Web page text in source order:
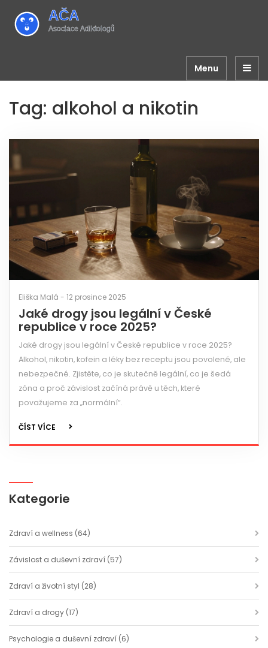
Menu
Tag: alkohol a nikotin
Eliška Malá - 12 prosince 2025
Jaké drogy jsou legální v České
republice v roce 2025?
Jaké drogy jsou legální v České republice v roce 2025?
Alkohol, nikotin, kofein a léky bez receptu jsou povolené, ale
nebezpečné. Zjistěte, co je skutečně legální, co je šedá
zóna a proč závislost začíná právě u těch, které
považujeme za „normální“.
ČÍST VÍCE
Kategorie
Zdraví a wellness (64)
Závislost a duševní zdraví (57)
Zdraví a životní styl (28)
Zdraví a drogy (17)
Psychologie a duševní zdraví (6)